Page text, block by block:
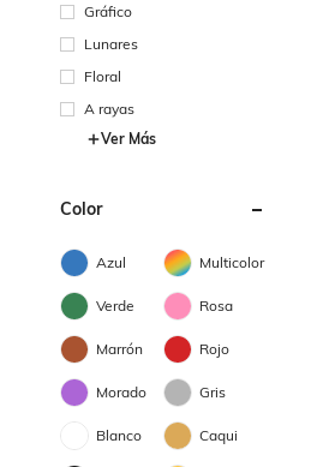
Gráfico
Lunares
Floral
A rayas
Ver Más
Color
Azul Multicolor
Verde Rosa
Marrón Rojo
Morado Gris
Blanco Caqui